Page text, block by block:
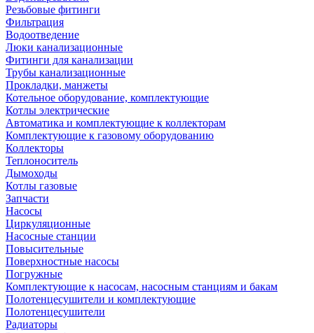
Резьбовые фитинги
Фильтрация
Водоотведение
Люки канализационные
Фитинги для канализации
Трубы канализационные
Прокладки, манжеты
Котельное оборудование, комплектующие
Котлы электрические
Автоматика и комплектующие к коллекторам
Комплектующие к газовому оборудованию
Коллекторы
Теплоноситель
Дымоходы
Котлы газовые
Запчасти
Насосы
Циркуляционные
Насосные станции
Повысительные
Поверхностные насосы
Погружные
Комплектующие к насосам, насосным станциям и бакам
Полотенцесушители и комплектующие
Полотенцесушители
Радиаторы